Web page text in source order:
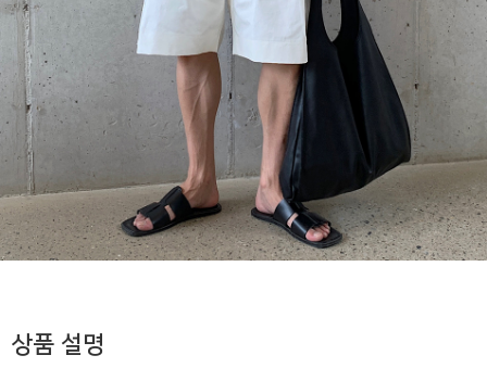
상품 설명